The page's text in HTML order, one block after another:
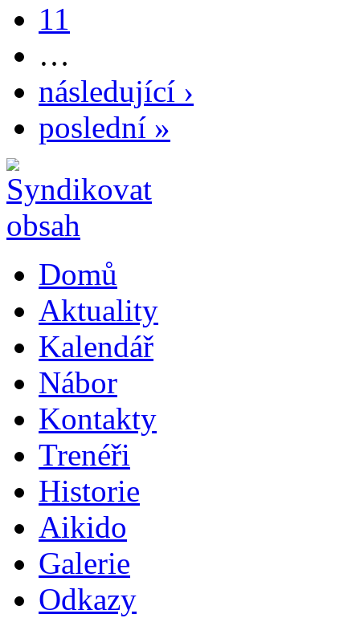
11
…
následující ›
poslední »
Domů
Aktuality
Kalendář
Nábor
Kontakty
Trenéři
Historie
Aikido
Galerie
Odkazy